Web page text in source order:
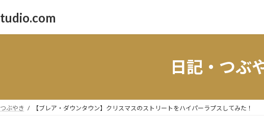
日記・つぶ
ぶやき 【ブレア・ダウンタウン】クリスマスのストリートをハイパーラプスしてみた！